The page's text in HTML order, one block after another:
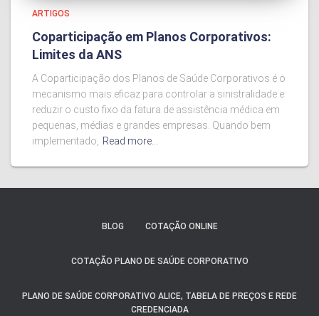
ARTIGOS
Coparticipação em Planos Corporativos:
Limites da ANS
A Coparticipação dos Planos de Saúde Corporativos é o
mecanismo mais eficaz para controlar a sinistralidade e
reduzir o custo fixo da fatura de assistência médica em
pequenas, médias e grandes empresas. Quando bem
implementado, Read more…
BLOG COTAÇÃO ONLINE
COTAÇÃO PLANO DE SAÚDE CORPORATIVO
PLANO DE SAÚDE CORPORATIVO ALICE, TABELA DE PREÇOS E REDE
CREDENCIADA